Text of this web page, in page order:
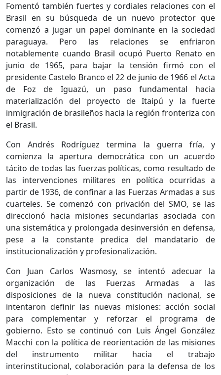
Fomentó también fuertes y cordiales relaciones con el
Brasil en su búsqueda de un nuevo protector que
comenzó a jugar un papel dominante en la sociedad
paraguaya. Pero las relaciones se enfriaron
notablemente cuando Brasil ocupó Puerto Renato en
junio de 1965, para bajar la tensión firmó con el
presidente Castelo Branco el 22 de junio de 1966 el Acta
de Foz de Iguazú, un paso fundamental hacia
materialización del proyecto de Itaipú y la fuerte
inmigración de brasileños hacia la región fronteriza con
el Brasil.
Con Andrés Rodríguez termina la guerra fría, y
comienza la apertura democrática con un acuerdo
tácito de todas las fuerzas políticas, como resultado de
las intervenciones militares en política ocurridas a
partir de 1936, de confinar a las Fuerzas Armadas a sus
cuarteles. Se comenzó con privación del SMO, se las
direccionó hacia misiones secundarias asociada con
una sistemática y prolongada desinversión en defensa,
pese a la constante predica del mandatario de
institucionalización y profesionalización.
Con Juan Carlos Wasmosy, se intentó adecuar la
organización de las Fuerzas Armadas a las
disposiciones de la nueva constitución nacional, se
intentaron definir las nuevas misiones: acción social
para complementar y reforzar el programa de
gobierno. Esto se continuó con Luis Ángel González
Macchi con la política de reorientación de las misiones
del instrumento militar hacia el trabajo
interinstitucional, colaboración para la defensa de los